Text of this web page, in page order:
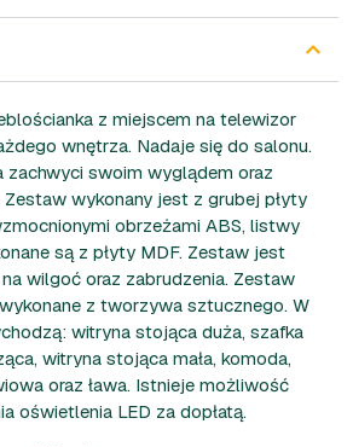
z miejscem na telewizor
wnętrza. Nadaje się do salonu.
zachwyci swoim wyglądem oraz
wykonany jest z grubej płyty
obrzeżami ABS, listwy
są z płyty MDF. Zestaw jest
wilgoć oraz zabrudzenia. Zestaw
z tworzywa sztucznego. W
witryna stojąca duża, szafka
witryna stojąca mała, komoda,
oraz ława. Istnieje możliwość
oświetlenia LED za dopłatą.